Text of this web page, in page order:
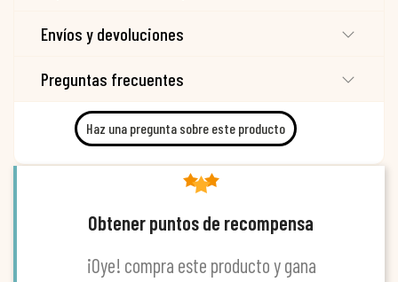
Envíos y devoluciones
Preguntas frecuentes
Haz una pregunta sobre este producto
Obtener puntos de recompensa
¡Oye! compra este producto y gana